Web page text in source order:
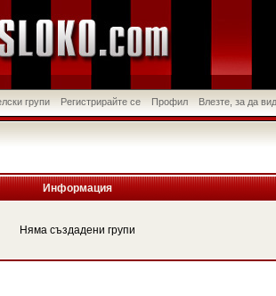
групи Регистрирайте се Профил Влезте, за да
Информация
Няма създадени групи